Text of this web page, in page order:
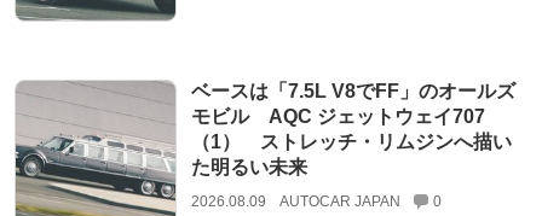
ベースは「7.5L V8でFF」のオールズ
モビル AQC ジェットウェイ707
（1） ストレッチ・リムジンへ描い
た明るい未来
2026.08.09 AUTOCAR JAPAN 0